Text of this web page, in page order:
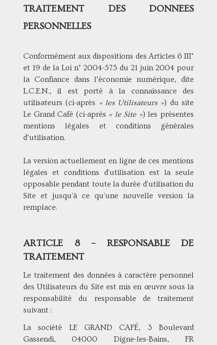
TRAITEMENT DES DONNEES
PERSONNELLES
Conformément aux dispositions des Articles 6 III°
et 19 de la Loi n° 2004-575 du 21 juin 2004 pour
la Confiance dans l’économie numérique, dite
L.C.E.N., il est porté à la connaissance des
utilisateurs (ci-après « les Utilisateurs ») du site
Le Grand Café (ci-après « le Site ») les présentes
mentions légales et conditions générales
d’utilisation.
La version actuellement en ligne de ces mentions
légales et conditions d'utilisation est la seule
opposable pendant toute la durée d'utilisation du
Site et jusqu'à ce qu'une nouvelle version la
remplace.
ARTICLE 8 – RESPONSABLE DE
TRAITEMENT
Le traitement des données à caractère personnel
des Utilisateurs du Site est mis en œuvre sous la
responsabilité du responsable de traitement
suivant :
La société LE GRAND CAFÉ, 3 Boulevard
Gassendi, 04000 Digne-les-Bains, FR